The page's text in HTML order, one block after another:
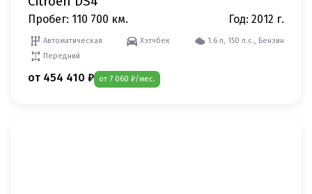
Пробег: 110 700 км. Год: 2012 г.
Автоматическая Хэтчбек
1.6 л, 150 л.с., Бензин
Передний
от 454 410 ₽ от 7 060 ₽/мес.